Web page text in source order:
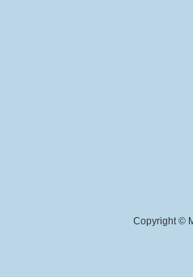
Copyright ©